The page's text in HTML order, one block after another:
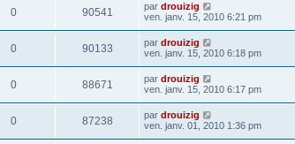
0 90541 par drouizig
ven. janv. 15, 2010 6:21 pm
0 90133 par drouizig
ven. janv. 15, 2010 6:18 pm
0 88671 par drouizig
ven. janv. 15, 2010 6:17 pm
0 87238 par drouizig
ven. janv. 01, 2010 1:36 pm